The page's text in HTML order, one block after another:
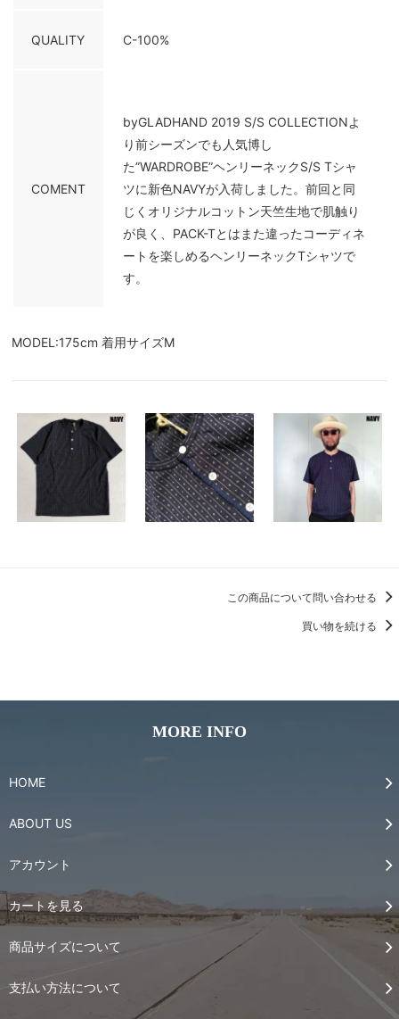
QUALITY C-100%
COMENT
byGLADHAND 2019 S/S COLLECTIONよ
り前シーズンでも人気博し
た”WARDROBE”ヘンリーネックS/S Tシャ
ツに新色NAVYが入荷しました。前回と同
じくオリジナルコットン天竺生地で肌触り
が良く、PACK-Tとはまた違ったコーディネ
ートを楽しめるヘンリーネックTシャツで
す。
MODEL:175cm 着用サイズM
この商品について問い合わせる
買い物を続ける
MORE INFO
HOME
ABOUT US
アカウント
カートを見る
商品サイズについて
支払い方法について